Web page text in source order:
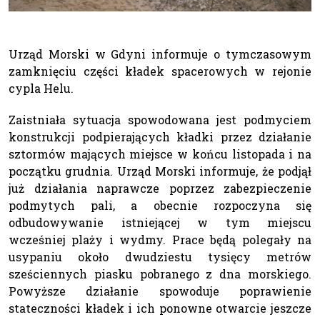
Urząd Morski w Gdyni informuje o tymczasowym
zamknięciu części kładek spacerowych w rejonie
cypla Helu.
Zaistniała sytuacja spowodowana jest podmyciem
konstrukcji podpierających kładki przez działanie
sztormów mających miejsce w końcu listopada i na
początku grudnia. Urząd Morski informuje, że podjął
już działania naprawcze poprzez zabezpieczenie
podmytych pali, a obecnie rozpoczyna się
odbudowywanie istniejącej w tym miejscu
wcześniej plaży i wydmy. Prace będą polegały na
usypaniu około dwudziestu tysięcy metrów
sześciennych piasku pobranego z dna morskiego.
Powyższe działanie spowoduje poprawienie
stateczności kładek i ich ponowne otwarcie jeszcze